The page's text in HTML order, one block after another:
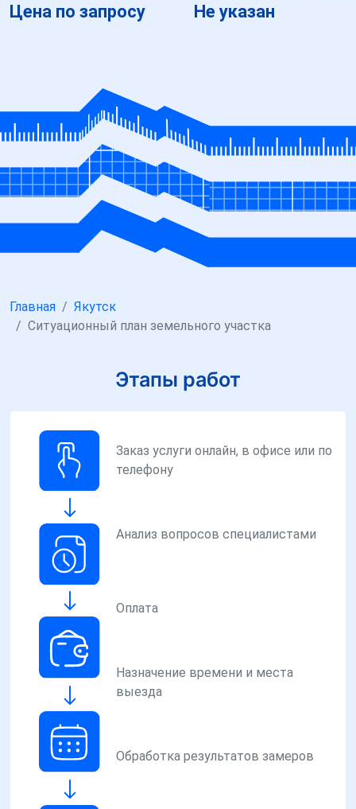
Цена по запросу Не указан
Главная
Якутск
Ситуационный план земельного участка
Этапы работ
Заказ услуги онлайн, в офисе или по
телефону
Анализ вопросов специалистами
Оплата
Назначение времени и места
выезда
Обработка результатов замеров